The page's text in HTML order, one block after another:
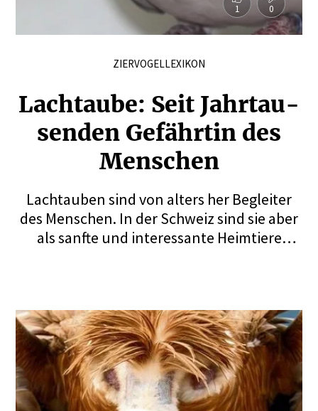
1 0
ZIERVOGELLEXIKON
Lachtaube: Seit Jahrtau­
senden Gefährtin des
Menschen
Lachtauben sind von alters her Begleiter
des Menschen. In der Schweiz sind sie aber
als sanfte und interessante Heimtiere
grosser Geschichte.